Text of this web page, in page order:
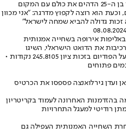
לפני שלוש שנים בטוקיו השחיין בן ה-25 הדהים את כולם עם המקום
פתוחים, וכעת הוא רוצה לקפוץ מדרגה: "אני מכוון
זכות גדולה להביא שמחה לישראל"
אירופה בשחייה אמנותית
את הדואט הישראלי, השיגו
לראשונה בתולדות הענף מקום על הפודיום בזכות ציון 245.8105 נקודות •
ועדן גירלואנצה פספסו את הכרטיס
32 ו-34 בהתאמה בהזדמנות האחרונה לעמוד בקריטריון
רודיטי למעגל התחרויות
השחייה האמנותית העפילה גם